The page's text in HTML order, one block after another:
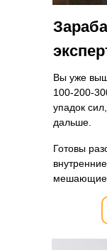
Вы уже
100-200-
упадок
дальше.
Готовы
мешающие